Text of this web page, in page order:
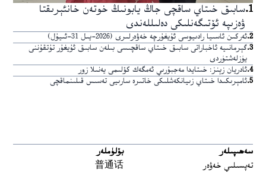
1
.سابىق خىتاي ساقچى جاڭ يابونىڭ خوتەن خانئېرىقتا
ۋەزىپە ئۆتىگەنلىكى دەلىللەندى
2
.ئەركىن ئاسىيا رادىيوسى ئۇيغۇرچە خەۋەرلىرى (2026-يىل 31-ئىيۇل)
3
.گېرمانىيە ئاخباراتى سابىق خىتاي ساقچىسى بىلەن سابىق ئۇيغۇر تۇتقۇننى
يۈزلەشتۈردى
4
.ئادريان زېنز: خىتايدا مەجبۇرىي ئەمگەك كۆلىمى يەنىلا زور
5
.ئامېرىكىدا خىتاي زىيانكەشلىكى خاتىرە سارىيى تەسىس قىلىنماقچى
سەھىپىلەر
تەپسىلىي خەۋەر
بۆلۈملەر
普通话